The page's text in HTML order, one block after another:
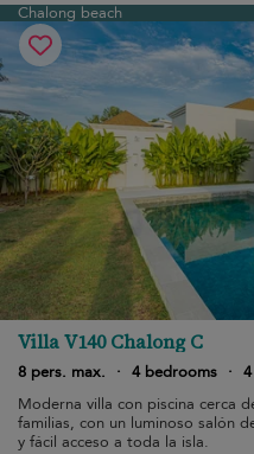
Chalong beach
Villa V140 Chalong C
8 pers. max.
· 4 bedrooms ·
Moderna villa con piscina cerca
familias, con un luminoso salón
y fácil acceso a toda la isla.